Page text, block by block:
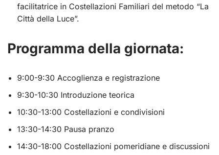
facilitatrice in Costellazioni Familiari del metodo “La
Città della Luce”.
Programma della giornata:
9:00-9:30 Accoglienza e registrazione
9:30-10:30 Introduzione teorica
10:30-13:00 Costellazioni e condivisioni
13:30-14:30 Pausa pranzo
14:30-18:00 Costellazioni pomeridiane e discussioni